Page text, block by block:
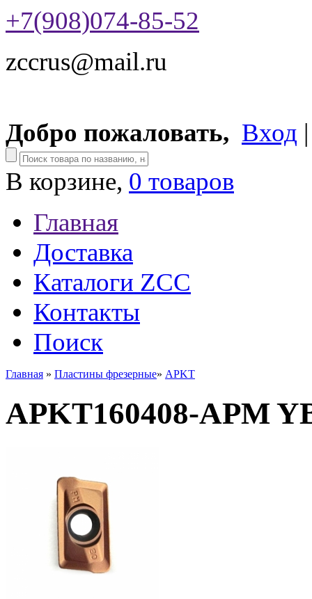
+7(908)074-85-52
zccrus@mail.ru
Добро пожаловать, Вход
В корзине, 0 товаров
Главная
Доставка
Каталоги ZCC
Контакты
Поиск
Главная » Пластины фрезерные» APKT
APKT160408-APM